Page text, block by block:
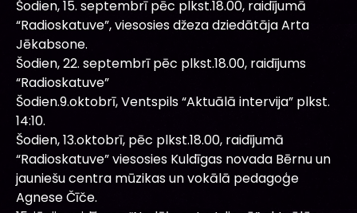
Šodien, 15. septembrī pēc plkst.18.00, raidījumā
“Radioskatuve”, viesosies džeza dziedātāja Arta
Jēkabsone.
Šodien, 22. septembrī pēc plkst.18.00, raidījums
“Radioskatuve”
Šodien.9.oktobrī, Ventspils “Aktuālā intervija” plkst.
14:10.
Šodien, 13.oktobrī, pēc plkst.18.00, raidījumā
“Radioskatuve” viesosies Kuldīgas novada Bērnu un
jauniešu centra mūzikas un vokālā pedagoģe
Agnese Čīče.